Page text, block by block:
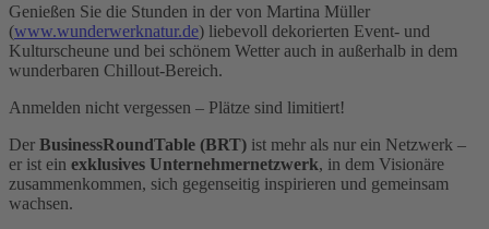
Genießen Sie die Stunden in der von Martina Müller
(www.wunderwerknatur.de) liebevoll dekorierten Event- und
Kulturscheune und bei schönem Wetter auch in außerhalb in dem
wunderbaren Chillout-Bereich.
Anmelden nicht vergessen – Plätze sind limitiert!
Der BusinessRoundTable (BRT) ist mehr als nur ein Netzwerk –
er ist ein exklusives Unternehmernetzwerk, in dem Visionäre
zusammenkommen, sich gegenseitig inspirieren und gemeinsam
wachsen.